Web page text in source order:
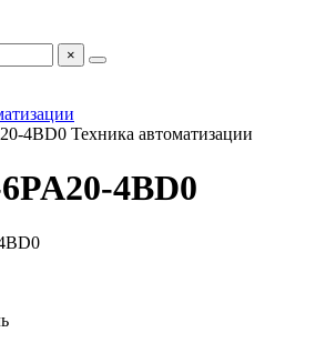
×
4BD0 Техника автоматизации
4BD0